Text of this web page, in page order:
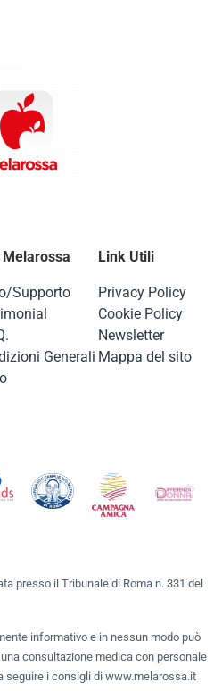
Supporto
Generali
Link Utili
Privacy Policy
Cookie Policy
Newsletter
Mappa del sito
presso il Tribunale di Roma n. 331 del
informativo e in nessun modo può
consultazione medica con personale
seguire i consigli di www.melarossa.it